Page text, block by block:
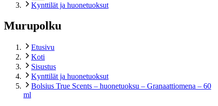
Kynttilät ja huonetuoksut
Murupolku
Etusivu
Koti
Sisustus
Kynttilät ja huonetuoksut
Bolsius True Scents – huonetuoksu – Granaattiomena – 60
ml